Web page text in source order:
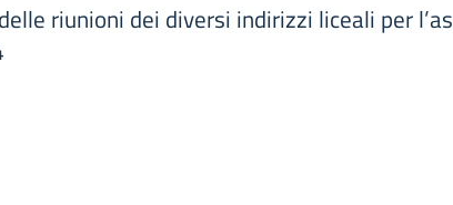
riunioni dei diversi indirizzi liceali per l’as